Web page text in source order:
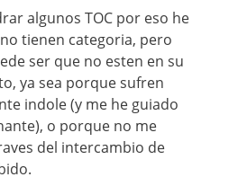
algunos TOC por eso he
tienen categoria, pero
ser que no esten en su
ya sea porque sufren
indole (y me he guiado
o porque no me
del intercambio de